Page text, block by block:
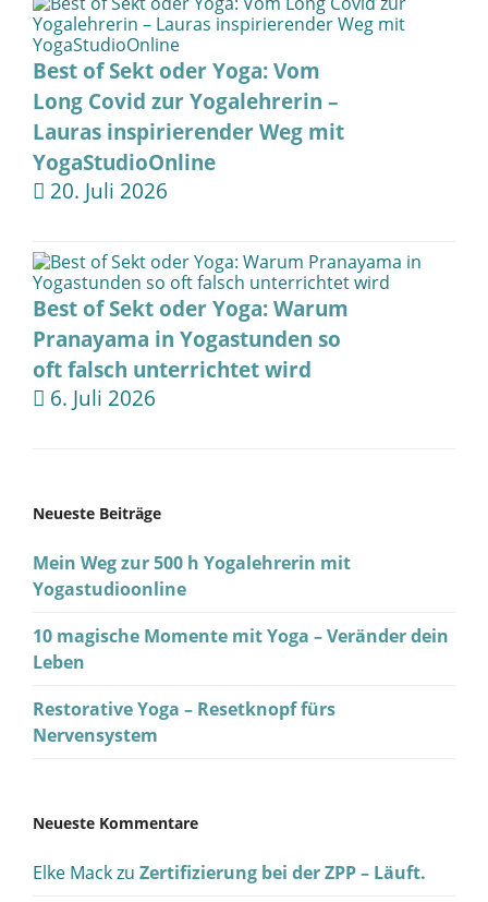
Best of Sekt oder Yoga: Vom
Long Covid zur Yogalehrerin –
Lauras inspirierender Weg mit
YogaStudioOnline
20. Juli 2026
Best of Sekt oder Yoga: Warum
Pranayama in Yogastunden so
oft falsch unterrichtet wird
6. Juli 2026
Neueste Beiträge
Mein Weg zur 500 h Yogalehrerin mit
Yogastudioonline
10 magische Momente mit Yoga – Veränder dein
Leben
Restorative Yoga – Resetknopf fürs
Nervensystem
Neueste Kommentare
Elke Mackzu Zertifizierung bei der ZPP – Läuft.